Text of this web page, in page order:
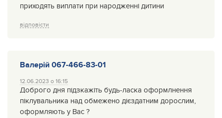
приходять виплати при народженні дитини
відповісти
Валерій 067-466-83-01
12.06.2023 о 16:15
Доброго дня підзкажіть будь-ласка оформлнення
піклувальника над обмежено дієздатним дорослим,
оформляють у Вас ?